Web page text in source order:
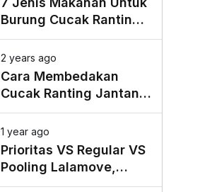
Burung Cucak Ranting
Agar Gacor
2 years ago
Cara Membedakan
Cucak Ranting Jantan
Dan Betina
1 year ago
Prioritas VS Regular VS
Pooling Lalamove,
Mana yang Paling